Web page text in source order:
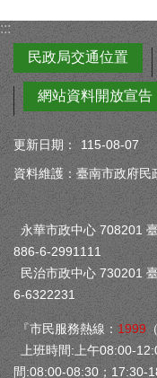
:::
民政局交通位置
網站資料開放宣告
更新日期：
115-08-07
資料維護：臺南市政府民
永華市政中心 708201
886-6-2991111
民治市政中心
6-6322231
『市民服務熱線： 1999
上班時間:上午08:00-
間:08:00-08:30；17:30-